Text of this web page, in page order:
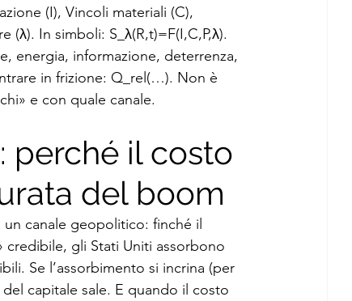
(I), Vincoli materiali (C),
In simboli: S_λ(R,t)=F(I,C,P,λ).
energia, informazione, deterrenza,
in frizione: Q_rel(…). Non è
e con quale canale.
perché il costo
del boom
canale geopolitico: finché il
credibile, gli Stati Uniti assorbono
Se l’assorbimento si incrina (per
capitale sale. E quando il costo